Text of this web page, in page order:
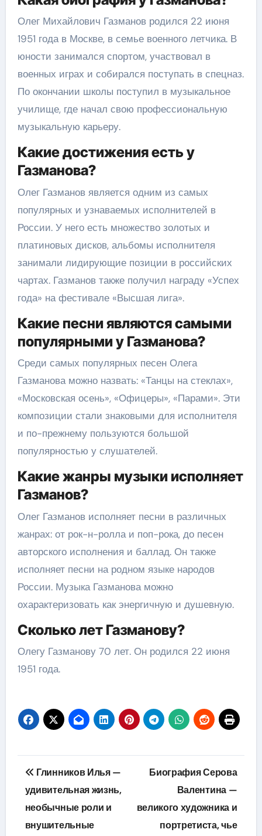
Олег Михайлович Газманов родился 22 июня
1951 года в Москве, в семье военного летчика. В
юности занимался спортом, участвовал в
военных играх и собирался поступать в спецназ.
По окончании школы поступил в музыкальное
училище, где начал свою профессиональную
музыкальную карьеру.
Какие достижения есть у
Газманова?
Олег Газманов является одним из самых
популярных и узнаваемых исполнителей в
России. У него есть множество золотых и
платиновых дисков, альбомы исполнителя
занимали лидирующие позиции в российских
чартах. Газманов также получил награду «Успех
года» на фестивале «Высшая лига».
Какие песни являются самыми
популярными у Газманова?
Среди самых популярных песен Олега
Газманова можно назвать: «Танцы на стеклах»,
«Московская осень», «Офицеры», «Парами». Эти
композиции стали знаковыми для исполнителя
и по-прежнему пользуются большой
популярностью у слушателей.
Какие жанры музыки исполняет
Газманов?
Олег Газманов исполняет песни в различных
жанрах: от рок-н-ролла и поп-рока, до песен
авторского исполнения и баллад. Он также
исполняет песни на родном языке народов
России. Музыка Газманова можно
охарактеризовать как энергичную и душевную.
Сколько лет Газманову?
Олегу Газманову 70 лет. Он родился 22 июня
1951 года.
Навигация
по
записям
Глинников Илья —
удивительная жизнь,
необычные роли и
внушительные
Биография Серова
Валентина —
великого художника и
портретиста, чье